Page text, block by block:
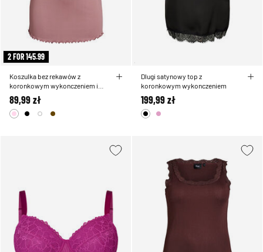
2 FOR 145.99
Koszulka bez rekawów z
koronkowym wykonczeniem i
haftem oczka
89,99 zł
Dlugi satynowy top z
koronkowym wykonczeniem
199,99 zł